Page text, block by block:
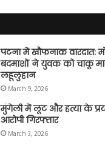
पटना में खौफनाक वारदात:
बदमाशों ने युवक को चाकू
लहूलुहान
March 9, 2026
मुंगेली में लूट और हत्या के
आरोपी गिरफ्तार
March 3, 2026